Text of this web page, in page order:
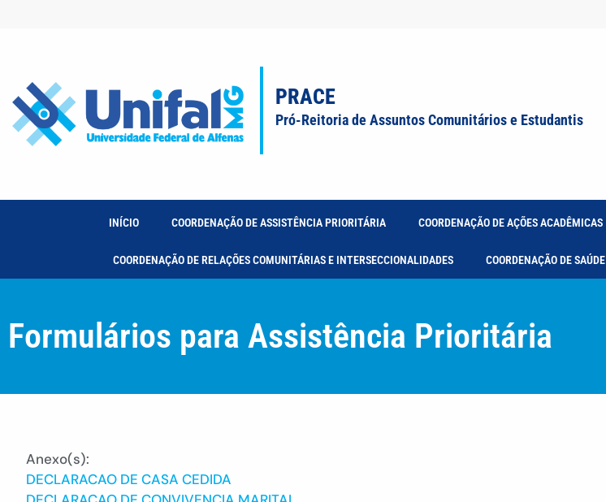
PRACE
Pró-Reitoria de Assuntos Comunitários e Estudantis
INÍCIO COORDENAÇÃO DE ASSISTÊNCIA PRIORITÁRIA COORDENAÇÃO DE AÇÕES ACADÊMICAS
COORDENAÇÃO DE RELAÇÕES COMUNITÁRIAS E INTERSECCIONALIDADES COORDENAÇÃO DE SAÚDE
Formulários para Assistência Prioritária
Anexo(s):
DECLARACAO DE CASA CEDIDA